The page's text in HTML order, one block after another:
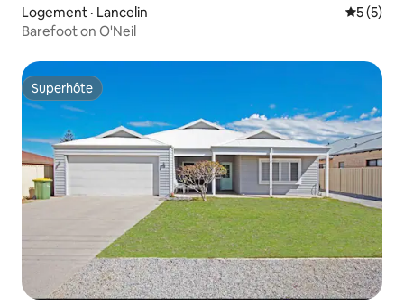
Logement · Lancelin Note
5 (5)
Barefoot on O'Neil
Superhôte
Superhôte